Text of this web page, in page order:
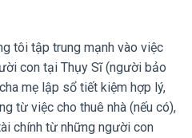
tôi tập trung mạnh vào việc
con tại Thụy Sĩ (người bảo
mẹ lập sổ tiết kiệm hợp lý,
từ việc cho thuê nhà (nếu có),
chính từ những người con